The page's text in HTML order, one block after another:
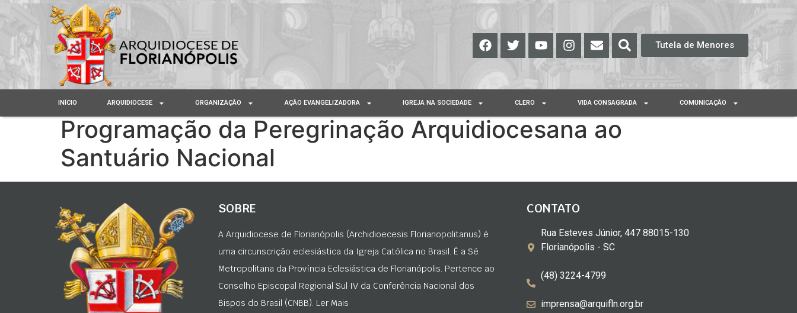
Tutela de Menores
INÍCIO ARQUIDIOCESE ORGANIZAÇÃO AÇÃO EVANGELIZADORA IGREJA NA SOCIEDADE CLERO VIDA CONSAGRADA COMUNICAÇÃO
Programação da Peregrinação Arquidiocesana ao
Santuário Nacional
SOBRE
A Arquidiocese de Florianópolis (Archidioecesis Florianopolitanus) é
uma circunscrição eclesiástica da Igreja Católica no Brasil. É a Sé
Metropolitana da Província Eclesiástica de Florianópolis. Pertence ao
Conselho Episcopal Regional Sul IV da Conferência Nacional dos
Bispos do Brasil (CNBB). Ler Mais
CONTATO
Rua Esteves Júnior, 447 88015-130
Florianópolis - SC
(48) 3224-4799
imprensa@arquifln.org.br